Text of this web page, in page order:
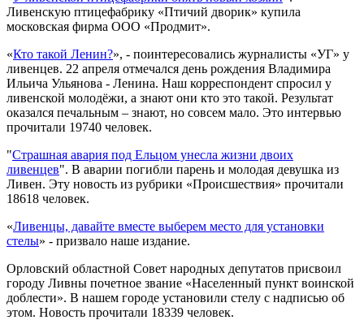
Ливенскую птицефабрику «Птичий дворик» купила
московская фирма ООО «Продмит».
«Кто такой Ленин?», - поинтересовались журналисты «УГ» у
ливенцев. 22 апреля отмечался день рождения Владимира
Ильича Ульянова - Ленина. Наш корреспондент спросил у
ливенской молодёжи, а знают они кто это такой. Результат
оказался печальным – знают, но совсем мало. Это интервью
прочитали 19740 человек.
"Страшная авария под Ельцом унесла жизни двоих
ливенцев". В аварии погибли парень и молодая девушка из
Ливен. Эту новость из рубрики «Происшествия» прочитали
18618 человек.
«Ливенцы, давайте вместе выберем место для установки
стелы» - призвало наше издание.
Орловский областной Совет народных депутатов присвоил
городу Ливны почетное звание «Населенный пункт воинской
доблести». В нашем городе установили стелу с надписью об
этом. Новость прочитали 18339 человек.